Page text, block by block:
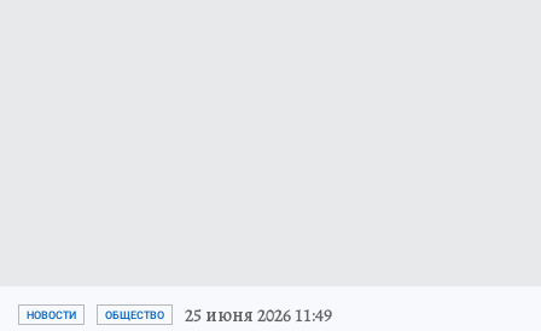
НОВОСТИ ОБЩЕСТВО 25 июня 2026 11:49